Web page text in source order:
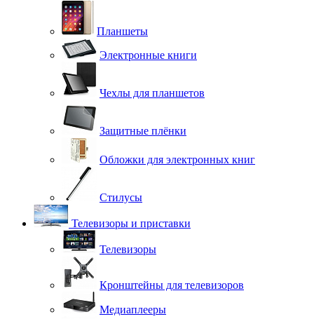
Планшеты
Электронные книги
Чехлы для планшетов
Защитные плёнки
Обложки для электронных книг
Стилусы
Телевизоры и приставки
Телевизоры
Кронштейны для телевизоров
Медиаплееры